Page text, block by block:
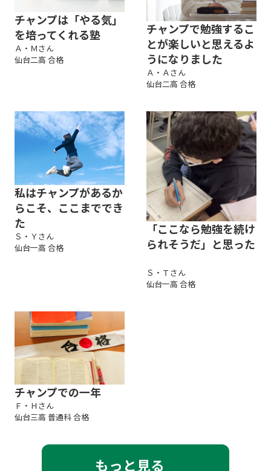
チャンプは「やる気」
を培ってくれる塾
Ａ・Ｍさん
仙台二高 合格
チャンプで勉強するこ
とが楽しいと思えるよ
うになりました
Ａ・Ａさん
仙台二高 合格
私はチャンプがあるか
らこそ、ここまででき
た
Ｓ・Ｙさん
仙台一高 合格
「ここなら勉強を続け
られそうだ」と思った
Ｓ・Ｔさん
仙台一高 合格
チャンプでの一年
Ｆ・Ｈさん
仙台三高 普通科 合格
もっと見る